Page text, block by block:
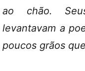
ao chão.
levantavam a
poucos grãos